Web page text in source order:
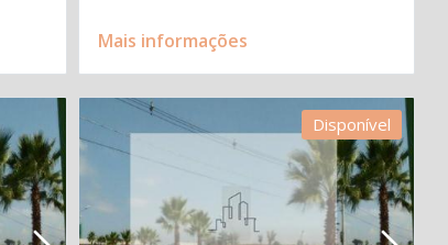
Mais informações
Disponível